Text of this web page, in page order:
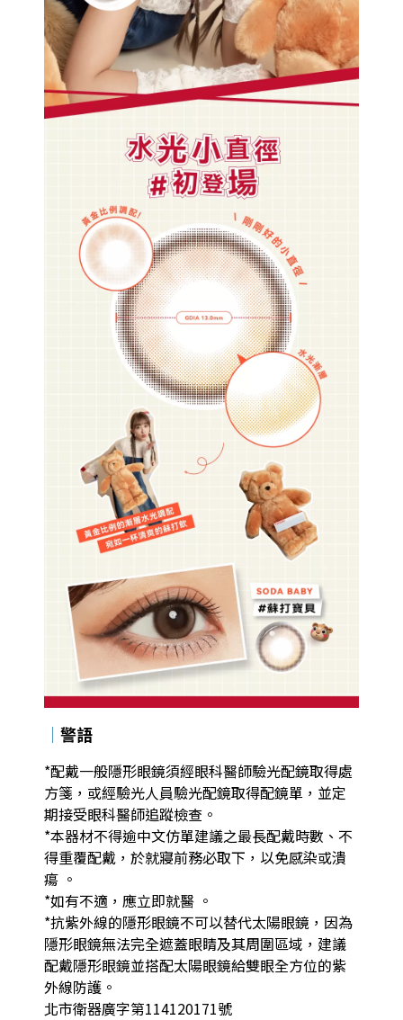
｜ 警語
*配戴一般隱形眼鏡須經眼科醫師驗光配鏡取得處
方箋，或經驗光人員驗光配鏡取得配鏡單，並定
期接受眼科醫師追蹤檢查。
*本器材不得逾中文仿單建議之最長配戴時數、不
得重覆配戴，於就寢前務必取下，以免感染或潰
瘍 。
*如有不適，應立即就醫 。
*抗紫外線的隱形眼鏡不可以替代太陽眼鏡，因為
隱形眼鏡無法完全遮蓋眼睛及其周圍區域，建議
配戴隱形眼鏡並搭配太陽眼鏡給雙眼全方位的紫
外線防護。
北市衛器廣字第114120171號